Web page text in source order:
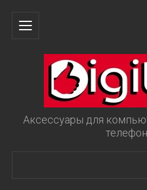
Аксессуары для